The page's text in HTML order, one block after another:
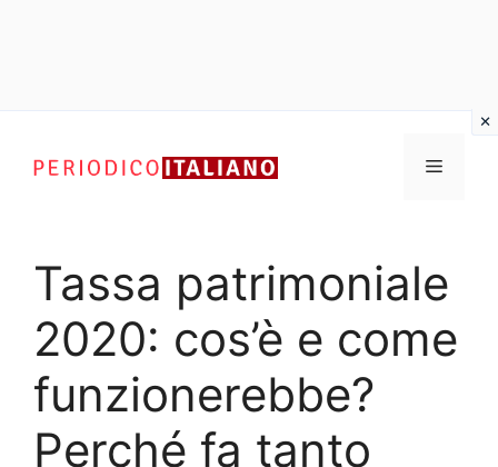
contenuto
Menu
Tassa patrimoniale
2020: cos’è e come
funzionerebbe?
Perché fa tanto